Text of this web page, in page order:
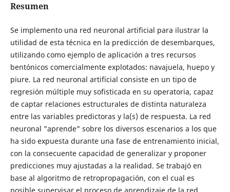
Resumen
Se implemento una red neuronal artificial para ilustrar la
utilidad de esta técnica en la predicción de desembarques,
utilizando como ejemplo de aplicación a tres recursos
bentónicos comercialmente explotados: navajuela, huepo y
piure. La red neuronal artificial consiste en un tipo de
regresión múltiple muy sofisticada en su operatoria, capaz
de captar relaciones estructurales de distinta naturaleza
entre las variables predictoras y la(s) de respuesta. La red
neuronal "aprende" sobre los diversos escenarios a los que
ha sido expuesta durante una fase de entrenamiento inicial,
con la consecuente capacidad de generalizar y proponer
predicciones muy ajustadas a la realidad. Se trabajó en
base al algoritmo de retropropagación, con el cual es